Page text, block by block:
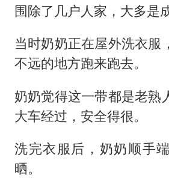
围除了几户人家，大多是
当时奶奶正在屋外洗衣服
不远的地方跑来跑去。
奶奶觉得这一带都是老熟
大车经过，安全得很。
洗完衣服后，奶奶顺手
晒。